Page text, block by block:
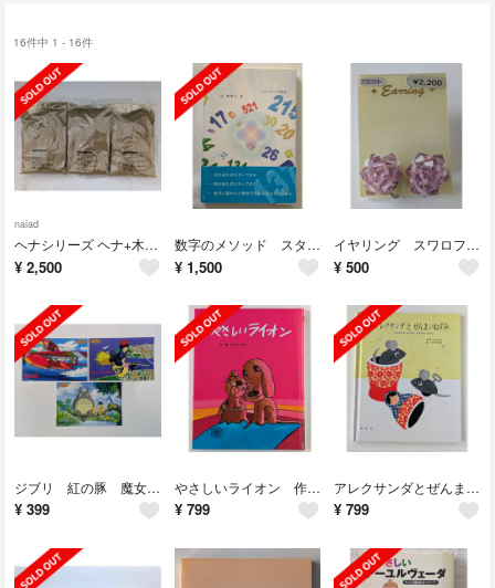
16件中 1 - 16件
naiad
ヘナシリーズ ヘナ+木藍 黒茶系 100g 3袋
¥ 2,500
数字のメソッド スターゲートの解説 辻󠄀麻里子
¥ 1,500
イヤリング スワロフスキー 薄紫 ピンク紫 赤紫
¥ 500
ジブリ 紅の豚 魔女の宅急便 となりのトトロ ふポストカード
¥ 399
やさしいライオン 作・絵 やなせたかし
¥ 799
アレクサンダとぜんまいねずみ レオ・レオニ 谷川俊太郎
¥ 799